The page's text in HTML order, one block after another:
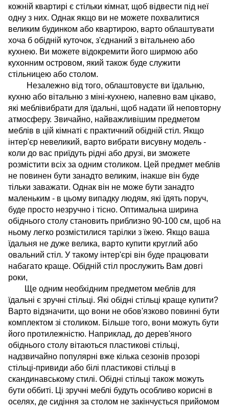
кожній квартирі є стільки кімнат, щоб відвести під неї
одну з них. Однак якщо ви не можете похвалитися
великим будинком або квартирою, варто облаштувати
хоча б обідній куточок, з'єднаний з вітальнею або
кухнею. Ви можете відокремити його ширмою або
кухонним островом, який також буде служити
стільницею або столом.
Незалежно від того, облаштовуєте ви їдальню,
кухню або вітальню з міні-кухнею, напевно вам цікаво,
які меблівибрати для їдальні, щоб надати їй неповторну
атмосферу. Звичайно, найважливішим предметом
меблів в цій кімнаті є практичний обідній стіл. Якщо
інтер'єр невеликий, варто вибрати висувну модель -
коли до вас приїдуть рідні або друзі, ви зможете
розмістити всіх за одним столиком. Цей предмет меблів
не повинен бути занадто великим, інакше він буде
тільки заважати. Однак він не може бути занадто
маленьким - в цьому випадку людям, які їдять поруч,
буде просто незручно і тісно. Оптимальна ширина
обіднього столу становить приблизно 90-100 см, щоб на
ньому легко розмістилися тарілки з їжею. Якщо ваша
їдальня не дуже велика, варто купити круглий або
овальний стіл. У такому інтер'єрі він буде працювати
набагато краще. Обідній стіл прослужить Вам довгі
роки,
Ще одним необхідним предметом меблів для
їдальні є зручні стільці. Які обідні стільці краще купити?
Варто відзначити, що вони не обов'язково повинні бути
комплектом зі столиком. Більше того, вони можуть бути
його протилежністю. Наприклад, до дерев'яного
обіднього столу вітаються пластикові стільці,
надзвичайно популярні вже кілька сезонів прозорі
стільці-привиди або білі пластикові стільці в
скандинавському стилі. Обідні стільці також можуть
бути оббиті. Ці зручні меблі будуть особливо корисні в
оселях, де сидіння за столом не закінчується прийомом